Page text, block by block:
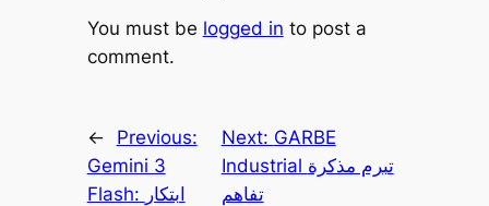
You must be logged in to post a
comment.
←
Previous:
Gemini 3
Flash: ابتكار
Next: GARBE
Industrial تبرم مذكرة
تفاهم